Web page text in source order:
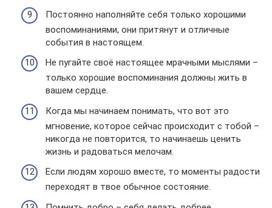
Постоянно наполняйте себя только хорошими
воспоминаниями, они притянут и отличные
события в настоящем.
Не пугайте своё настоящее мрачными мыслями –
только хорошие воспоминания должны жить в
вашем сердце.
Когда мы начинаем понимать, что вот это
мгновение, которое сейчас происходит с тобой –
никогда не повторится, то начинаешь ценить
жизнь и радоваться мелочам.
Если людям хорошо вместе, то моменты радости
переходят в твое обычное состояние.